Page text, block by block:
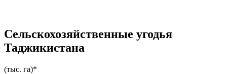
Сельскохозяйственные угодья
Таджикистана
(тыс. га)*